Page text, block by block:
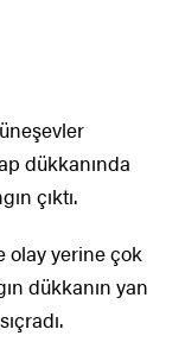
dükkanında
çıktı.
olay yerine çok
dükkanın yan